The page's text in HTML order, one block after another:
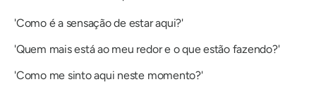
'Como é a sensação de estar aqui?'
'Quem mais está ao meu redor e o que estão fazendo?'
'Como me sinto aqui neste momento?'